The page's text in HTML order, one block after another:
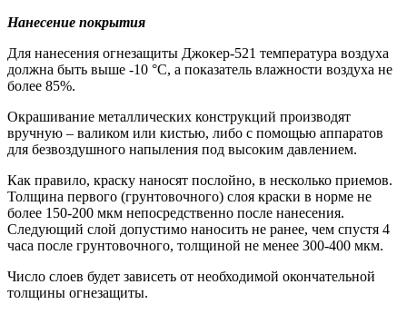
Нанесение покрытия
Для нанесения огнезащиты Джокер-521 температура воздуха
должна быть выше -10 °С, а показатель влажности воздуха не
более 85%.
Окрашивание металлических конструкций производят
вручную – валиком или кистью, либо с помощью аппаратов
для безвоздушного напыления под высоким давлением.
Как правило, краску наносят послойно, в несколько приемов.
Толщина первого (грунтовочного) слоя краски в норме не
более 150-200 мкм непосредственно после нанесения.
Следующий слой допустимо наносить не ранее, чем спустя 4
часа после грунтовочного, толщиной не менее 300-400 мкм.
Число слоев будет зависеть от необходимой окончательной
толщины огнезащиты.